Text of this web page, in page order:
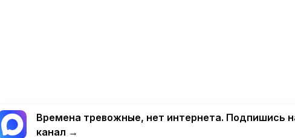
Времена тревожные, нет интернета. Подпишись
канал →